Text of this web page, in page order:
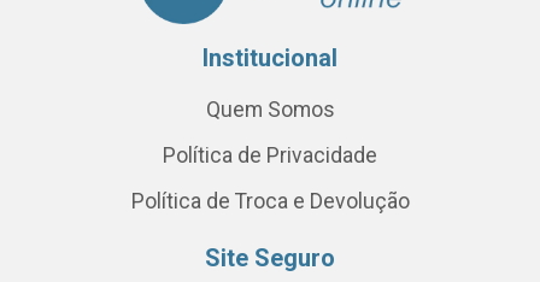
Institucional
Quem Somos
Política de Privacidade
Política de Troca e Devolução
Site Seguro